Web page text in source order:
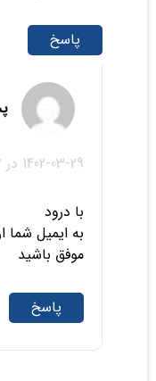
پاسخ
1402-03-29 در 6:33 ب.ظ
با درود
به ایمیل شما
موفق باشید
پاسخ